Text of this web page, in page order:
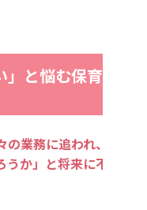
なるデメリット
る
ら転職も1つの手
じる保育士によくあ
がいいですか？
と悩む保育士
業務に追われ、「こ
か」と将来に不安を